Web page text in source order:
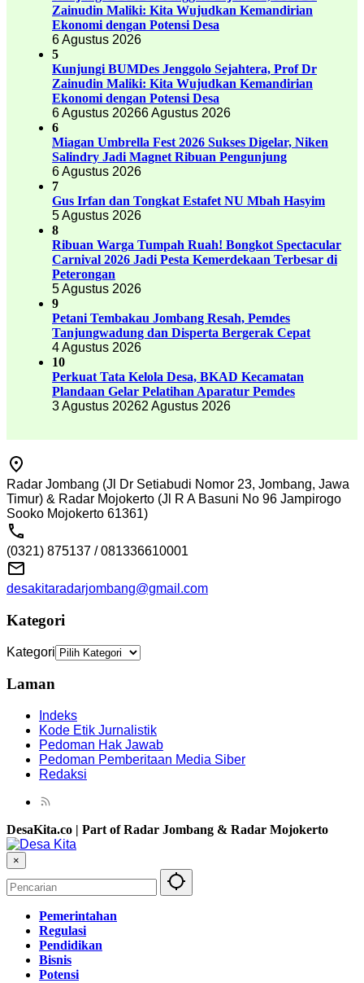
Zainudin Maliki: Kita Wujudkan Kemandirian
Ekonomi dengan Potensi Desa
6 Agustus 2026
5
Kunjungi BUMDes Jenggolo Sejahtera, Prof Dr
Zainudin Maliki: Kita Wujudkan Kemandirian
Ekonomi dengan Potensi Desa
6 Agustus 20266 Agustus 2026
6
Miagan Umbrella Fest 2026 Sukses Digelar, Niken
Salindry Jadi Magnet Ribuan Pengunjung
6 Agustus 2026
7
Gus Irfan dan Tongkat Estafet NU Mbah Hasyim
5 Agustus 2026
8
Ribuan Warga Tumpah Ruah! Bongkot Spectacular
Carnival 2026 Jadi Pesta Kemerdekaan Terbesar di
Peterongan
5 Agustus 2026
9
Petani Tembakau Jombang Resah, Pemdes
Tanjungwadung dan Disperta Bergerak Cepat
4 Agustus 2026
10
Perkuat Tata Kelola Desa, BKAD Kecamatan
Plandaan Gelar Pelatihan Aparatur Pemdes
3 Agustus 20262 Agustus 2026
Radar Jombang (Jl Dr Setiabudi Nomor 23, Jombang, Jawa
Timur) & Radar Mojokerto (Jl R A Basuni No 96 Jampirogo
Sooko Mojokerto 61361)
(0321) 875137 / 081336610001
desakitaradarjombang@gmail.com
Kategori
Kategori
Laman
Indeks
Kode Etik Jurnalistik
Pedoman Hak Jawab
Pedoman Pemberitaan Media Siber
Redaksi
DesaKita.co | Part of Radar Jombang & Radar Mojokerto
×
Pemerintahan
Regulasi
Pendidikan
Bisnis
Potensi